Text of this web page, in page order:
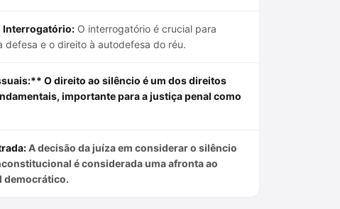
Interrogatório: O interrogatório é crucial para
defesa e o direito à autodefesa do réu.
O direito ao silêncio é um dos direitos
importante para a justiça penal como
A decisão da juíza em considerar o silêncio
é considerada uma afronta ao
democrático.